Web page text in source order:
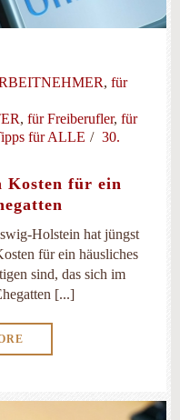
, für
, für Freiberufler, für
für ALLE
30.
Kosten für ein
Holstein hat jüngst
für ein häusliches
sind, das sich im
[...]